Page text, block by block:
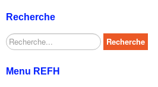
Recherche
Rechercher Recherche
Menu REFH